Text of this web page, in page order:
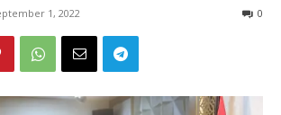
1, 2022 0